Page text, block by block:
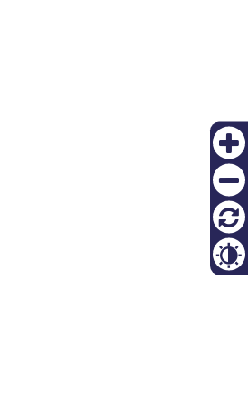
Zoom
in
Zoom
out
リセ
ット